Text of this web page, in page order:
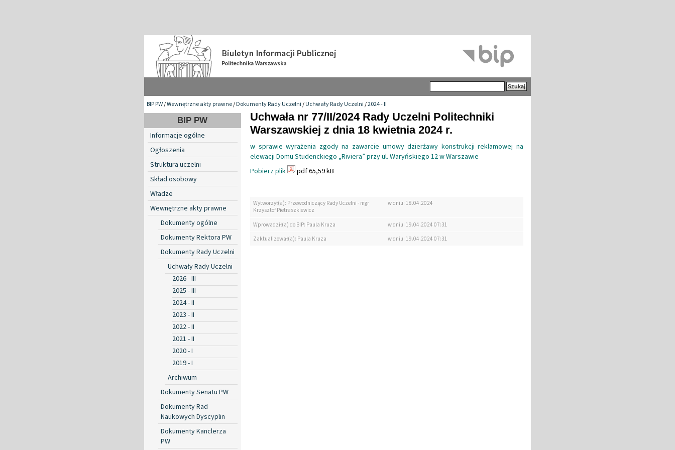
BIP PW/Wewnętrzne akty prawne/Dokumenty Rady Uczelni/Uchwały Rady Uczelni/2024 - II
BIP PW
Informacje ogólne
Ogłoszenia
Struktura uczelni
Skład osobowy
Władze
Wewnętrzne akty prawne
Dokumenty ogólne
Dokumenty Rektora PW
Dokumenty Rady Uczelni
Uchwały Rady Uczelni
2026 - III
2025 - III
2024 - II
2023 - II
2022 - II
2021 - II
2020 - I
2019 - I
Archiwum
Dokumenty Senatu PW
Dokumenty Rad
Naukowych Dyscyplin
Dokumenty Kanclerza
PW
Uchwała nr 77/II/2024 Rady Uczelni Politechniki
Warszawskiej z dnia 18 kwietnia 2024 r.
w sprawie wyrażenia zgody na zawarcie umowy dzierżawy konstrukcji reklamowej na
elewacji Domu Studenckiego „Riviera” przy ul. Waryńskiego 12 w Warszawie
Pobierz plik
pdf 65,59 kB
Wytworzył(a): Przewodniczący Rady Uczelni - mgr
Krzysztof Pietraszkiewicz
w dniu: 18.04.2024
Wprowadził(a) do BIP: Paula Kruza
w dniu: 19.04.2024 07:31
Zaktualizował(a): Paula Kruza
w dniu: 19.04.2024 07:31